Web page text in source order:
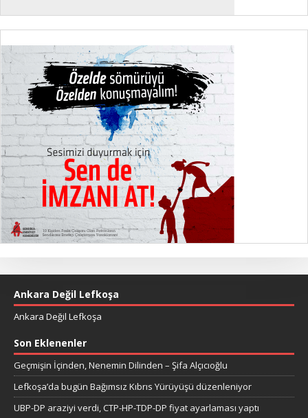
Ankara Değil Lefkoşa
Ankara Değil Lefkoşa
Son Eklenenler
Geçmişin İçinden, Nenemin Dilinden – Şifa Alçıcıoğlu
Lefkoşa’da bugün Bağımsız Kıbrıs Yürüyüşü düzenleniyor
UBP-DP araziyi verdi, CTP-HP-TDP-DP fiyat ayarlaması yaptı